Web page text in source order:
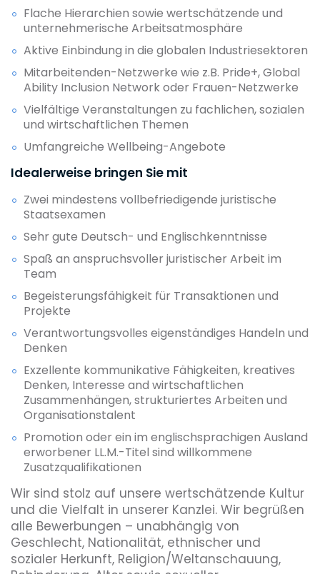
Flache Hierarchien sowie wertschätzende und
unternehmerische Arbeitsatmosphäre
Aktive Einbindung in die globalen Industriesektoren
Mitarbeitenden-Netzwerke wie z.B. Pride+, Global
Ability Inclusion Network oder Frauen-Netzwerke
Vielfältige Veranstaltungen zu fachlichen, sozialen
und wirtschaftlichen Themen
Umfangreiche Wellbeing-Angebote
Idealerweise bringen Sie mit
Zwei mindestens vollbefriedigende juristische
Staatsexamen
Sehr gute Deutsch- und Englischkenntnisse
Spaß an anspruchsvoller juristischer Arbeit im
Team
Begeisterungsfähigkeit für Transaktionen und
Projekte
Verantwortungsvolles eigenständiges Handeln und
Denken
Exzellente kommunikative Fähigkeiten, kreatives
Denken, Interesse and wirtschaftlichen
Zusammenhängen, strukturiertes Arbeiten und
Organisationstalent
Promotion oder ein im englischsprachigen Ausland
erworbener LL.M.-Titel sind willkommene
Zusatzqualifikationen
Wir sind stolz auf unsere wertschätzende Kultur
und die Vielfalt in unserer Kanzlei. Wir begrüßen
alle Bewerbungen – unabhängig von
Geschlecht, Nationalität, ethnischer und
sozialer Herkunft, Religion/Weltanschauung,